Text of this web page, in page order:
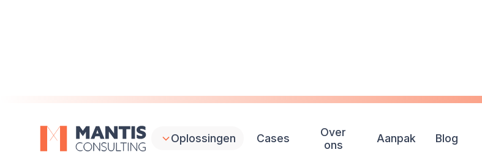
Oplossingen Cases
Over
ons
Aanpak Blog
/ REVOR